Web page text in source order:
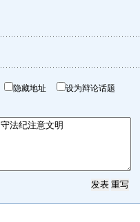
隐藏地址 设为辩论话题